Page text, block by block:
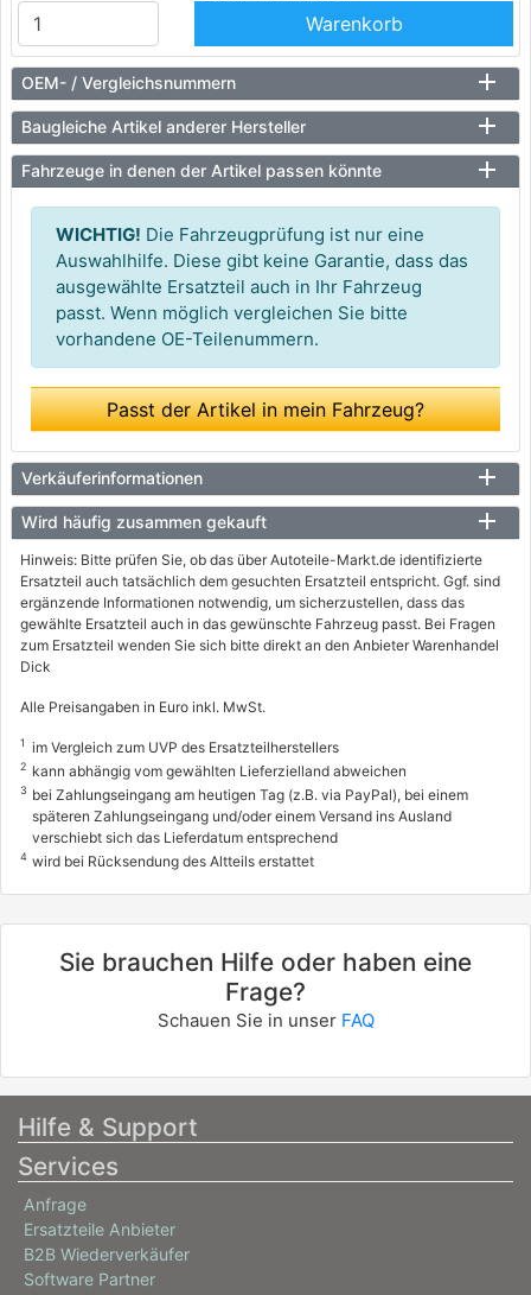
Warenkorb
OEM- / Vergleichsnummern
Baugleiche Artikel anderer Hersteller
Fahrzeuge in denen der Artikel passen könnte
WICHTIG! Die Fahrzeugprüfung ist nur eine
Auswahlhilfe. Diese gibt keine Garantie, dass das
ausgewählte Ersatzteil auch in Ihr Fahrzeug
passt. Wenn möglich vergleichen Sie bitte
vorhandene OE-Teilenummern.
Passt der Artikel in mein Fahrzeug?
Verkäuferinformationen
Wird häufig zusammen gekauft
Hinweis: Bitte prüfen Sie, ob das über Autoteile-Markt.de identifizierte
Ersatzteil auch tatsächlich dem gesuchten Ersatzteil entspricht. Ggf. sind
ergänzende Informationen notwendig, um sicherzustellen, dass das
gewählte Ersatzteil auch in das gewünschte Fahrzeug passt. Bei Fragen
zum Ersatzteil wenden Sie sich bitte direkt an den Anbieter Warenhandel
Dick
Alle Preisangaben in Euro inkl. MwSt.
1 im Vergleich zum UVP des Ersatzteilherstellers
2 kann abhängig vom gewählten Lieferzielland abweichen
3 bei Zahlungseingang am heutigen Tag (z.B. via PayPal), bei einem
späteren Zahlungseingang und/oder einem Versand ins Ausland
verschiebt sich das Lieferdatum entsprechend
4 wird bei Rücksendung des Altteils erstattet
Sie brauchen Hilfe oder haben eine
Frage?
Schauen Sie in unser FAQ
Hilfe & Support
Services
Anfrage
Ersatzteile Anbieter
B2B Wiederverkäufer
Software Partner